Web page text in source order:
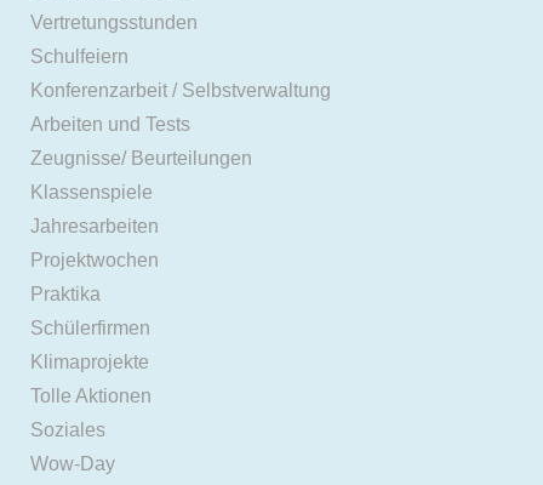
Vertretungsstunden
Schulfeiern
Konferenzarbeit / Selbstverwaltung
Arbeiten und Tests
Zeugnisse/ Beurteilungen
Klassenspiele
Jahresarbeiten
Projektwochen
Praktika
Schülerfirmen
Klimaprojekte
Tolle Aktionen
Soziales
Wow-Day